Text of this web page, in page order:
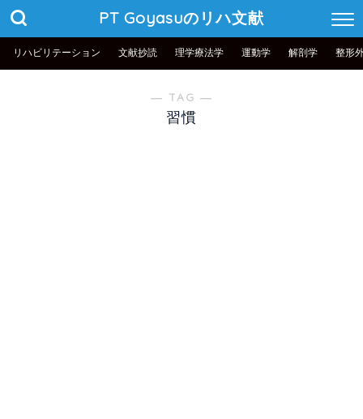
PT Goyasuのリハ文献
リハビリテーション 文献抄読 理学療法学 運動学 解剖学 整形
― TAG ―
習慣